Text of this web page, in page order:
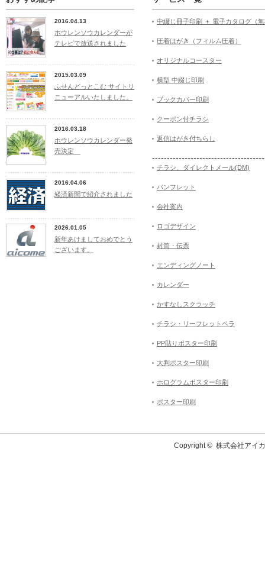
2016.04.13
ホウレンソウカレンダーが
テレビで放送されました
2015.03.09
ふせんどっとこむ サイトリ
ニューアルいたしました。
2016.03.18
ホウレンソウカレンダー発
売決定
2016.04.06
経済新聞で紹介されました
2026.01.05
新年あけましておめでとう
ございます。
中綴じ冊子印刷 ＋ 電子カタログ（
圧着はがき（フィルム圧着）
オリジナルコースター
横型 中綴じ印刷
ブックカバー印刷
クーポン付チラシ
返信はがき付ちらし
チラシ、ダイレクトメール(DM)
パンフレット
会社案内
ロゴデザイン
封筒・伝票
エンディングノート
カレンダー
かすなしスクラッチ
チラシ・リーフレットペラ
PP貼りポスター印刷
大判ポスター印刷
ホログラムポスター印刷
ポスター印刷
Copyright © 株式会社アイ